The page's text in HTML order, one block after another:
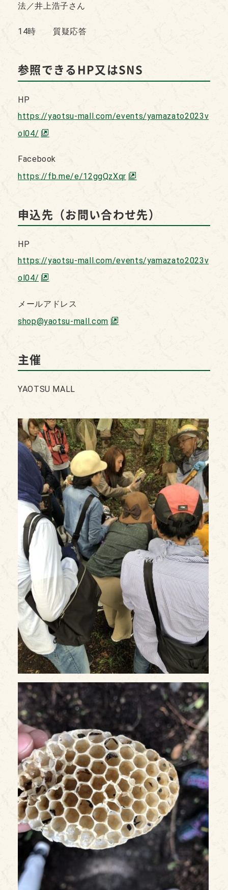
法／井上浩子さん
14時 質疑応答
参照できるHP又はSNS
HP
https://yaotsu-mall.com/events/yamazato2023v
ol04/
Facebook
https://fb.me/e/12ggQzXqr
申込先（お問い合わせ先）
HP
https://yaotsu-mall.com/events/yamazato2023v
ol04/
メールアドレス
shop@yaotsu-mall.com
主催
YAOTSU MALL